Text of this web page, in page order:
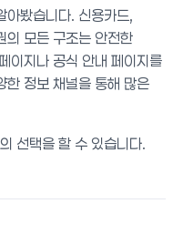
아봤습니다. 신용카드,
의 모든 구조는 안전한
이지나 공식 안내 페이지를
한 정보 채널을 통해 많은
선택을 할 수 있습니다.